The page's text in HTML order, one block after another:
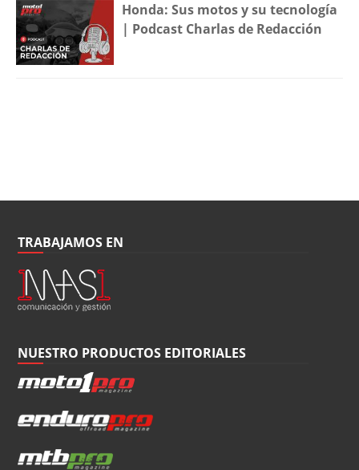
Honda: Sus motos y su tecnología
| Podcast Charlas de Redacción
TRABAJAMOS EN
NUESTRO PRODUCTOS EDITORIALES